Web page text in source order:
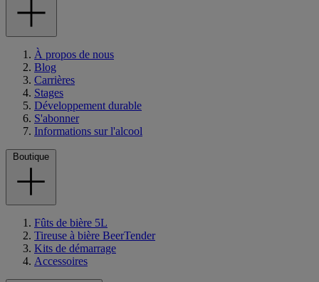
À propos de nous
Blog
Carrières
Stages
Développement durable
S'abonner
Informations sur l'alcool
Boutique
Fûts de bière 5L
Tireuse à bière BeerTender
Kits de démarrage
Accessoires